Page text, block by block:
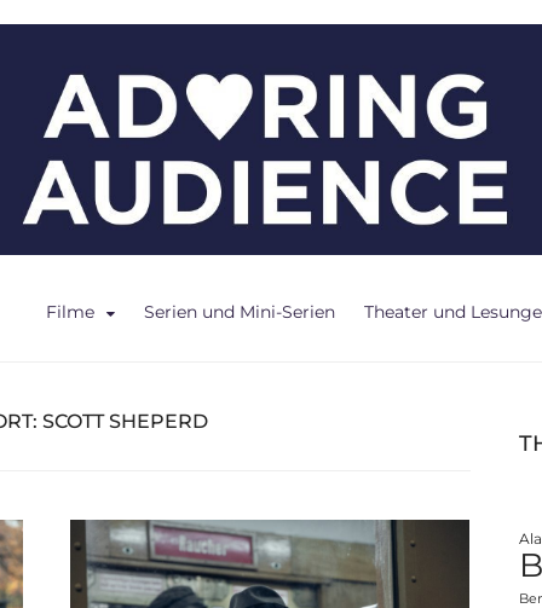
Filme Serien und Mini-Serien Theater und
SCOTT SHEPERD